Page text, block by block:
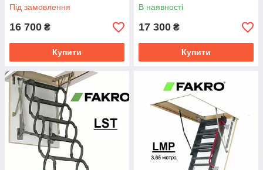
Під замовлення
16 700 ₴
Купити
В наявності
17 300 ₴
Купити